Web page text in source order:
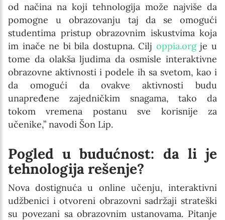
od načina na koji tehnologija može najviše da
pomogne u obrazovanju taj da se omogući
studentima pristup obrazovnim iskustvima koja
im inače ne bi bila dostupna. Cilj oppia.orgje u
tome da olakša ljudima da osmisle interaktivne
obrazovne aktivnosti i podele ih sa svetom, kao i
da omogući da ovakve aktivnosti budu
unapređene zajedničkim snagama, tako da
tokom vremena postanu sve korisnije za
učenike,” navodi Šon Lip.
Pogled u budućnost: da li je
tehnologija rešenje?
Nova dostignuća u online učenju, interaktivni
udžbenici i otvoreni obrazovni sadržaji strateški
su povezani sa obrazovnim ustanovama. Pitanje